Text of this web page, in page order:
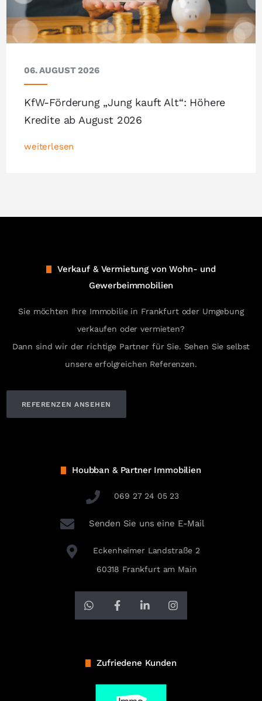
06. AUGUST 2026
KfW-Förderung „Jung kauft Alt“: Höhere
Kredite ab August 2026
weiterlesen
Verkauf & Vermietung von Wohn- und
Gewerbeimmobilien
Sie möchten Ihre Immobilie in Frankfurt oder Umgebung
verkaufen oder vermieten?
Dann sind wir der richtige Partner für Sie. Sehen Sie selbst
unsere erfolgreichen Referenzen.
REFERENZEN ANSEHEN
Houbban & Partner Immobilien
069 27 24 05 23
Senden Sie uns eine E-Mail
Eckenheimer Landstraße 2
60318 Frankfurt am Main
Zufriedene Kunden